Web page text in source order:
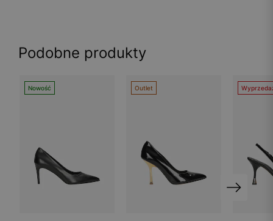
Podobne produkty
Nowość Outlet